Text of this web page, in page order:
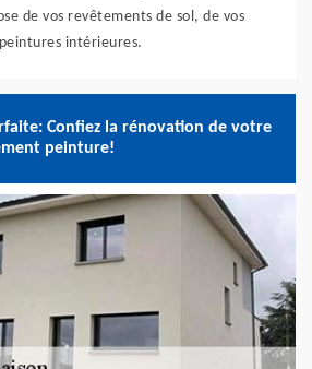
de vos revêtements de sol, de vos
intérieures.
Confiez la rénovation de votre
peinture!